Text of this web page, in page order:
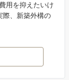
用を抑えたいけ
際、新築外構の